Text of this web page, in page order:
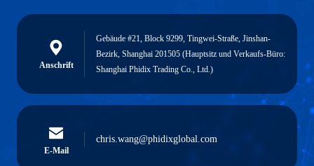
Anschrift
Gebäude #21, Block 9299, Tingwei-Straße, Jinshan-
Bezirk, Shanghai 201505 (Hauptsitz und Verkaufs-Büro:
Shanghai Phidix Trading Co., Ltd.)
E-Mail
chris.wang@phidixglobal.com